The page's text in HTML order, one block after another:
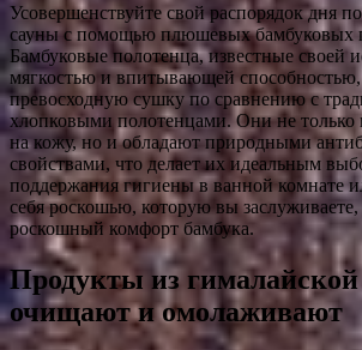
Усовершенствуйте свой распорядок дня
сауны с помощью плюшевых бамбуковых
Бамбуковые полотенца, известные своей
мягкостью и впитывающей
превосходную сушку по сравнению с
хлопковыми полотенцами. Они не только
на кожу, но и обладают природными
свойствами, что делает их идеальным
поддержания гигиены в ванной комнате
себя роскошью, которую вы заслуживаете,
роскошный комфорт бамбука.
Продукты из
очищают и омолаживают